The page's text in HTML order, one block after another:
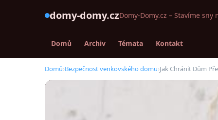
domy-domy.czDomy-Domy.cz – Stavíme sny
Domů Archiv Témata Kontakt
Domů›Bezpečnost venkovského domu›Jak Chránit Dům